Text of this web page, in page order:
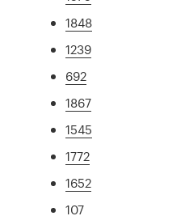
1848
1239
692
1867
1545
1772
1652
107